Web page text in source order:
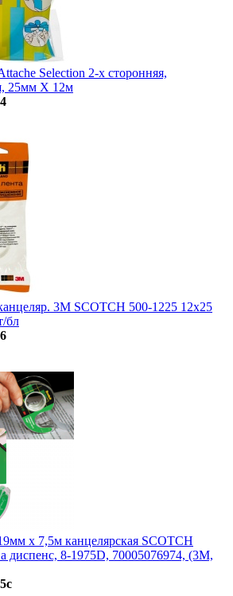
Selection 2-х сторонняя,
25мм Х 12м
3M SCOTCH 500-1225 12х25
бл
х 7,5м канцелярская SCOTCH
диспенс, 8-1975D, 70005076974, (3М,